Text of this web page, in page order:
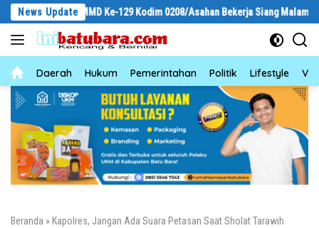
Langsung
konten
News Update
TMMD Ke-129 Kodim 0208/Asahan Bekerja Siang Malam Demi
NewsDaerah Hukum Pemerintahan Politik Lifestyle
Beranda » Kapolres, Jangan Ada Suara Petasan Saat Sholat Tarawih